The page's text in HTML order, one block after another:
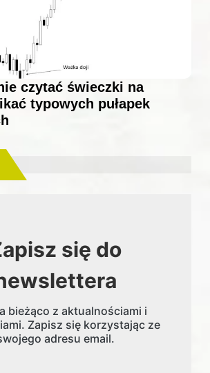
czytać świeczki na
typowych pułapek
się do
bieżąco z aktualnościami i
Zapisz się korzystając ze
adresu email.